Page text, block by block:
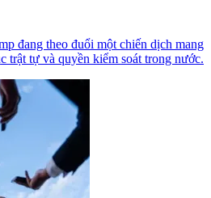
đang theo đuổi một chiến dịch mang
trật tự và quyền kiểm soát trong nước.